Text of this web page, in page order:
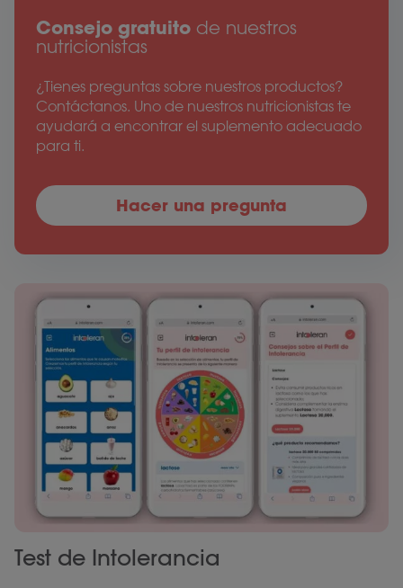
Consejo gratuito de nuestros
nutricionistas
¿Tienes preguntas sobre nuestros productos?
Contáctanos. Uno de nuestros nutricionistas te
ayudará a encontrar el suplemento adecuado
para ti.
Hacer una pregunta
Test de Intolerancia